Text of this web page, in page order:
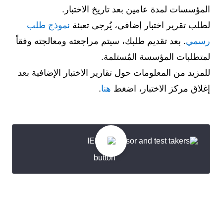
المؤسسات لمدة عامين بعد تاريخ الاختبار.
لطلب تقرير اختبار إضافي، يُرجى تعبئة نموذج طلب
رسمي. بعد تقديم طلبك، سيتم مراجعته ومعالجته وفقاً
لمتطلبات المؤسسة المُستلمة.
للمزيد من المعلومات حول تقارير الاختبار الإضافية بعد
إغلاق مركز الاختبار، اضغط هنا.